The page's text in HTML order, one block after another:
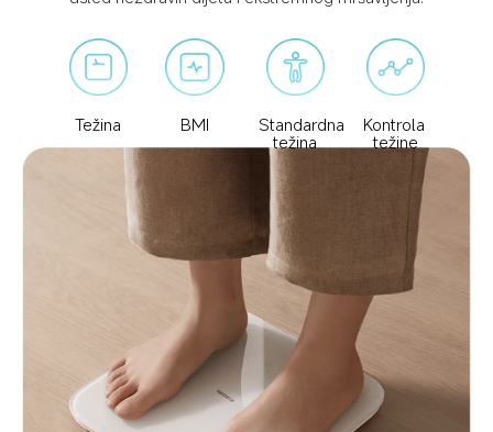
Težina BMI
Standardna
težina
Kontrola
težine